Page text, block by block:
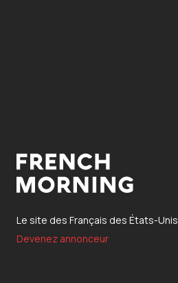
Le site des Français des États-Unis
Devenez annonceur